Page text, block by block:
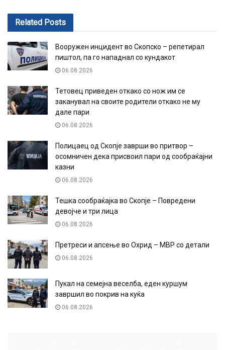
Related Posts
Вооружен инцидент во Скопско – репетирал
пиштол, па го нападнал со кундакот
06.08.2026
Тетовец приведен откако со нож им се
заканувал на своите родители откако не му
дале пари
06.08.2026
Полицаец од Скопје заврши во притвор –
осомничен дека присвоил пари од сообраќајни
казни
06.08.2026
Тешка сообраќајка во Скопје – Повредени
девојче и три лица
06.08.2026
Претреси и апсење во Охрид – МВР со детали
06.08.2026
Пукал на семејна веселба, еден куршум
завршил во покрив на куќа
06.08.2026